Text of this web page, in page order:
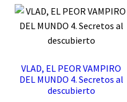
VLAD, EL PEOR VAMPIRO
DEL MUNDO 4. Secretos al
descubierto